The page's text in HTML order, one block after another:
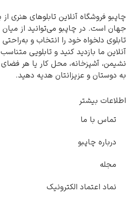
فروشگاه آنلاین تابلوهای هنری از
در چاپبو می‌توانید از میان
دلخواه خود را انتخاب و به‌راحتی
ما بازدید کنید و تابلویی متناسب با
آشپزخانه، محل کار یا هر فضای دیگر
و عزیزانتان هدیه دهید.
بیشتر
با ما
چاپبو
اعتماد الکترونیک